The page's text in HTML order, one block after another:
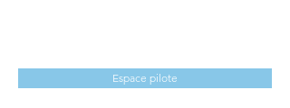
Espace pilote